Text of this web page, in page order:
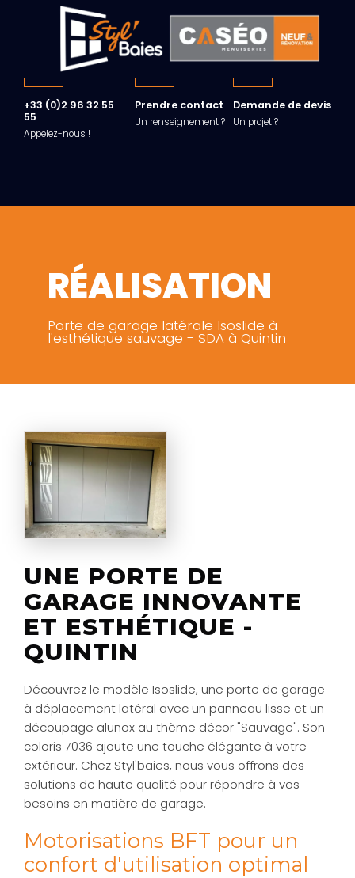
+33 (0)2 96 32 55
55
Appelez-nous !
Prendre contact
Un renseignement ?
Demande de devis
Un projet ?
RÉALISATION
Porte de garage latérale Isoslide à
l'esthétique sauvage - SDA à Quintin
UNE PORTE DE
GARAGE INNOVANTE
ET ESTHÉTIQUE -
QUINTIN
Découvrez le modèle Isoslide, une porte de garage
à déplacement latéral avec un panneau lisse et un
découpage alunox au thème décor "Sauvage". Son
coloris 7036 ajoute une touche élégante à votre
extérieur. Chez Styl'baies, nous vous offrons des
solutions de haute qualité pour répondre à vos
besoins en matière de garage.
Motorisations BFT pour un
confort d'utilisation optimal